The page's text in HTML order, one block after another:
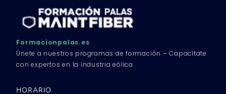
Formacionpalas.es
Únete a nuestros programas de formación – Capacítate
con expertos en la industria eólica.
HORARIO